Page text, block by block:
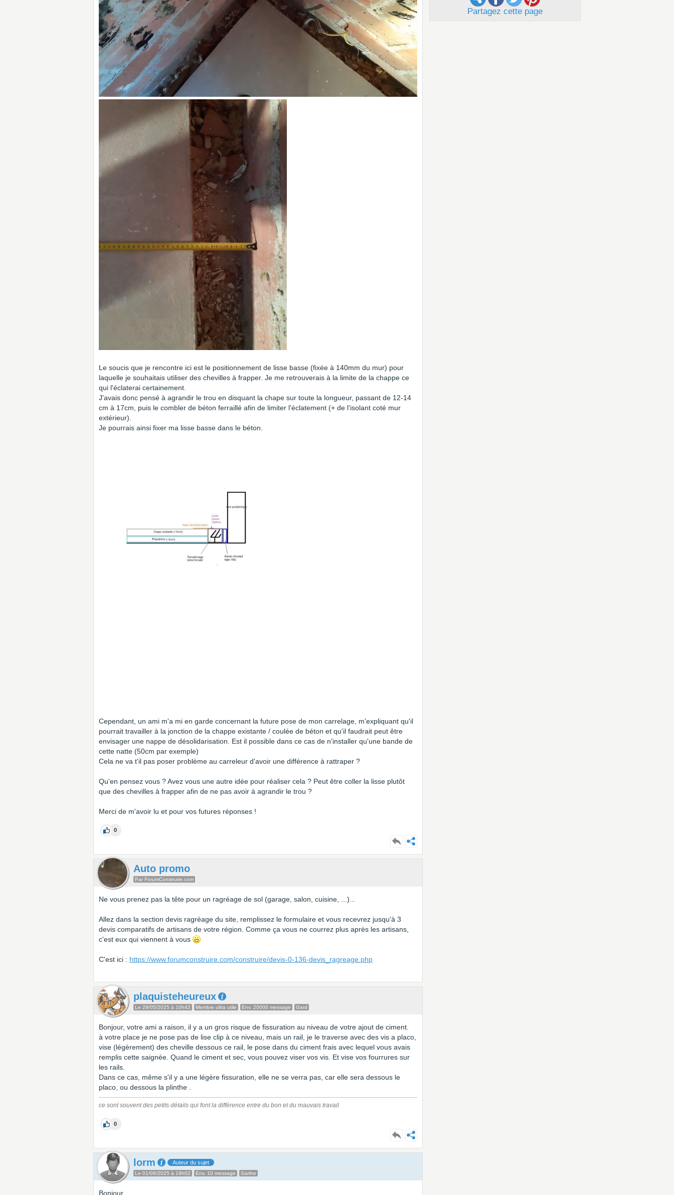
Le soucis que je rencontre ici est le positionnement de lisse basse (fixée à 140mm du mur) pour
laquelle je souhaitais utiliser des chevilles à frapper. Je me retrouverais à la limite de la chappe ce
qui l'éclaterai certainement.
J'avais donc pensé à agrandir le trou en disquant la chape sur toute la longueur, passant de 12-14
cm à 17cm, puis le combler de béton ferraillé afin de limiter l'éclatement (+ de l'isolant coté mur
extérieur).
Je pourrais ainsi fixer ma lisse basse dans le béton.
Cependant, un ami m'a mi en garde concernant la future pose de mon carrelage, m'expliquant qu'il
pourrait travailler à la jonction de la chappe existante / coulée de béton et qu'il faudrait peut être
envisager une nappe de désolidarisation. Est il possible dans ce cas de n'installer qu'une bande de
cette natte (50cm par exemple)
Cela ne va t'il pas poser problème au carreleur d'avoir une différence à rattraper ?
Qu'en pensez vous ? Avez vous une autre idée pour réaliser cela ? Peut être coller la lisse plutôt
que des chevilles à frapper afin de ne pas avoir à agrandir le trou ?
Merci de m'avoir lu et pour vos futures réponses !
0
Auto promo
Par ForumConstruire.com
Ne vous prenez pas la tête pour un ragréage de sol (garage, salon, cuisine, ...)...
Allez dans la section devis ragréage du site, remplissez le formulaire et vous recevrez jusqu'à 3
devis comparatifs de artisans de votre région. Comme ça vous ne courrez plus après les artisans,
c'est eux qui viennent à vous
C'est ici : https://www.forumconstruire.com/construire/devis-0-136-devis_ragreage.php
plaquisteheureux
Le 29/05/2025 à 10h42 Membre ultra utile Env. 20000 message Gard
Bonjour, votre ami a raison, il y a un gros risque de fissuration au niveau de votre ajout de ciment.
à votre place je ne pose pas de lise clip à ce niveau, mais un rail, je le traverse avec des vis a placo,
vise (légèrement) des cheville dessous ce rail, le pose dans du ciment frais avec lequel vous avais
remplis cette saignée. Quand le ciment et sec, vous pouvez viser vos vis. Et vise vos fourrures sur
les rails.
Dans ce cas, même s'il y a une légère fissuration, elle ne se verra pas, car elle sera dessous le
placo, ou dessous la plinthe .
ce sont souvent des petits détails qui font la différence entre du bon et du mauvais travail
0
lorm Auteur du sujet
Le 01/06/2025 à 19h02 Env. 10 message Sarthe
Bonjour,
Partagez cette page